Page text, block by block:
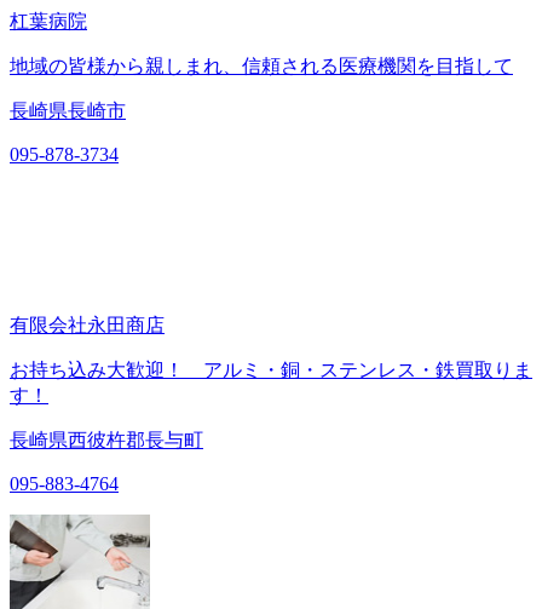
杠葉病院
地域の皆様から親しまれ、信頼される医療機関を目指して
長崎県長崎市
095-878-3734
有限会社永田商店
お持ち込み大歓迎！ アルミ・銅・ステンレス・鉄買取りま
す！
長崎県西彼杵郡長与町
095-883-4764